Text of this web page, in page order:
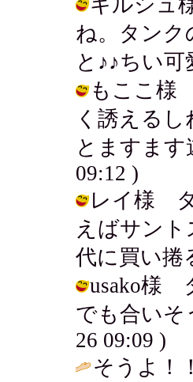
ね。タンク
と♪♪ちい可
もここ様
く誘える
とますます
09:12 )
レイ様 タ
えばサン
代に買い捲
usako様
でも合いそ
26 09:09 )
そうよ！